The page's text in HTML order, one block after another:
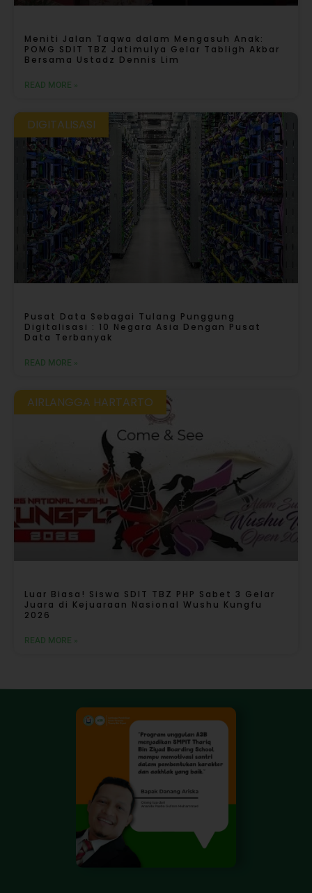
Meniti Jalan Taqwa dalam Mengasuh Anak:
POMG SDIT TBZ Jatimulya Gelar Tabligh Akbar
Bersama Ustadz Dennis Lim
READ MORE »
DIGITALISASI
Pusat Data Sebagai Tulang Punggung
Digitalisasi : 10 Negara Asia Dengan Pusat
Data Terbanyak
READ MORE »
AIRLANGGA HARTARTO
Luar Biasa! Siswa SDIT TBZ PHP Sabet 3 Gelar
Juara di Kejuaraan Nasional Wushu Kungfu
2026
READ MORE »